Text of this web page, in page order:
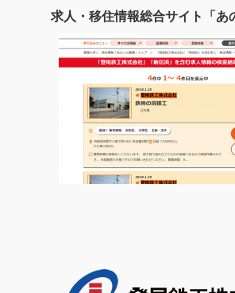
求人・移住情報総合サイト「あ